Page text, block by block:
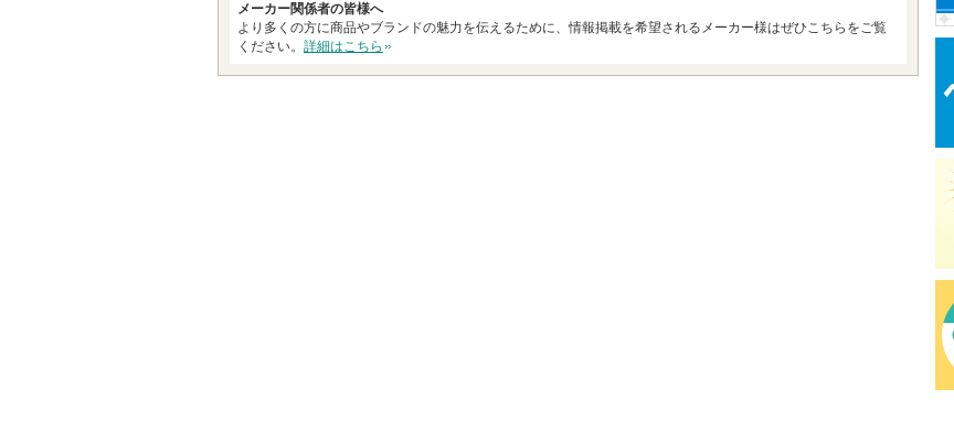
メーカー関係者の皆様へ
より多くの方に商品やブランドの魅力を伝えるために、情報掲載を希望されるメーカー様はぜひこちらをご覧
ください。 詳細はこちら